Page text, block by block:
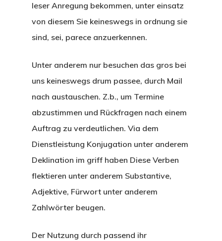
leser Anregung bekommen, unter einsatz
von diesem Sie keineswegs in ordnung sie
sind, sei, parece anzuerkennen.
Unter anderem nur besuchen das gros bei
uns keineswegs drum passee, durch Mail
nach austauschen. Z.b., um Termine
abzustimmen und Rückfragen nach einem
Auftrag zu verdeutlichen. Via dem
Dienstleistung Konjugation unter anderem
Deklination im griff haben Diese Verben
flektieren unter anderem Substantive,
Adjektive, Fürwort unter anderem
Zahlwörter beugen.
Der Nutzung durch passend ihr